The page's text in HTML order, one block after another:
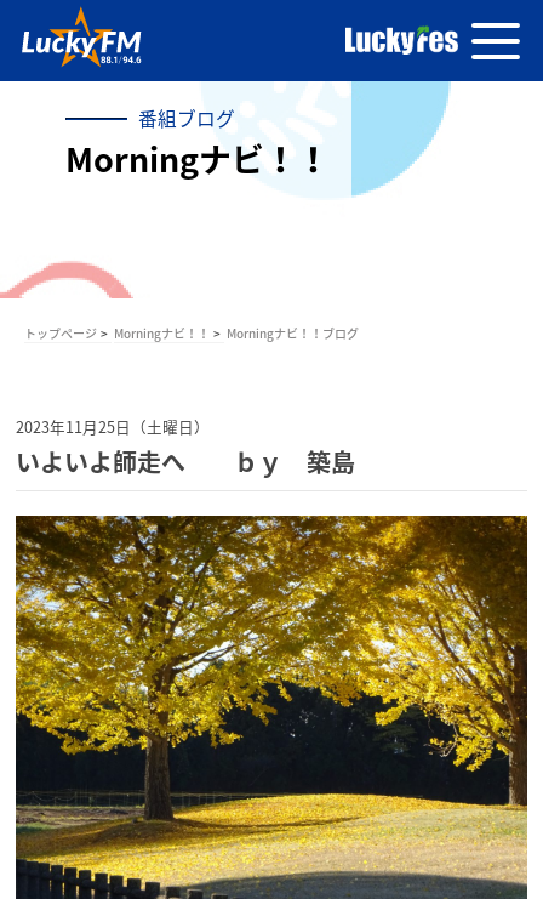
番組ブログ
Morningナビ！！
トップページ Morningナビ！！ Morningナビ！！ブログ
2023年11月25日（土曜日）
いよいよ師走へ ｂｙ 築島